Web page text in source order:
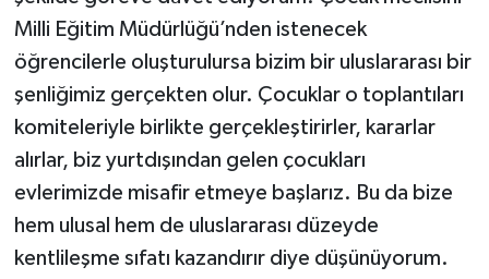
Milli Eğitim Müdürlüğü’nden istenecek
öğrencilerle oluşturulursa bizim bir uluslararası bir
şenliğimiz gerçekten olur. Çocuklar o toplantıları
komiteleriyle birlikte gerçekleştirirler, kararlar
alırlar, biz yurtdışından gelen çocukları
evlerimizde misafir etmeye başlarız. Bu da bize
hem ulusal hem de uluslararası düzeyde
kentlileşme sıfatı kazandırır diye düşünüyorum.